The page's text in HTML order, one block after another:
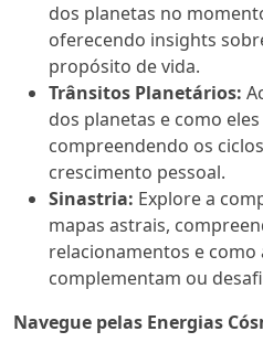
dos planetas no
oferecendo insights
propósito de vida.
Trânsitos Planetários:
dos planetas e como
compreendendo os
crescimento pessoal.
Sinastria: Explore a
mapas astrais,
relacionamentos e como
complementam ou
Navegue pelas Energias